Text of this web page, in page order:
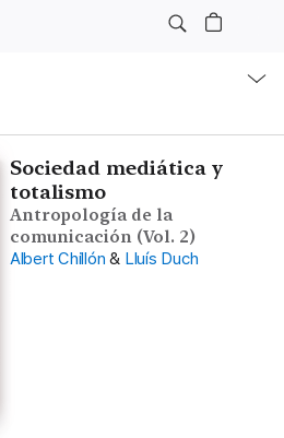
Sociedad mediática y
totalismo
Antropología de la
comunicación (Vol. 2)
Albert Chillón & Lluís Duch